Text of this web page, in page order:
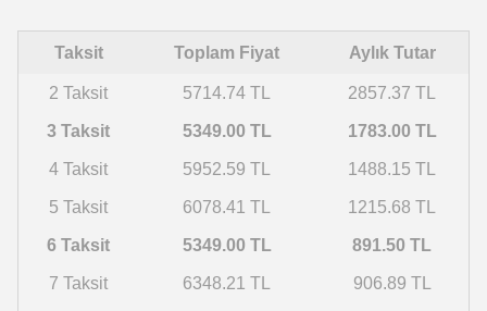
Taksit Toplam Fiyat Aylık Tutar
2 Taksit 5714.74 TL 2857.37 TL
3 Taksit 5349.00 TL 1783.00 TL
4 Taksit 5952.59 TL 1488.15 TL
5 Taksit 6078.41 TL 1215.68 TL
6 Taksit 5349.00 TL 891.50 TL
7 Taksit 6348.21 TL 906.89 TL